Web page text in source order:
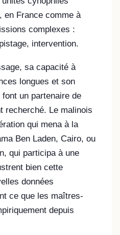
en France comme à
complexes :
intervention.
sa capacité à
longues et son
un partenaire de
recherché. Le malinois
qui mena à la
Ben Laden, Cairo, ou
qui participa à une
bien cette
données
ce que les maîtres-
depuis